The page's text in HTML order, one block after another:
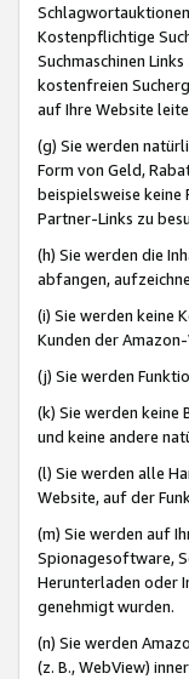
Kostenpflichtige
Suchmaschinen
kostenfreien
auf Ihre Website
(g) Sie werden
Form von Geld,
beispielsweise keine
Partner-Links zu
(h) Sie werden die
abfangen,
(i) Sie werden keine
Kunden der
(j) Sie werden
(k) Sie werden keine
und keine andere
(l) Sie werden alle
Website, auf der
(m) Sie werden auf
Spionagesoftware,
Herunterladen oder
genehmigt wurden.
(n) Sie werden
(z. B., WebView)